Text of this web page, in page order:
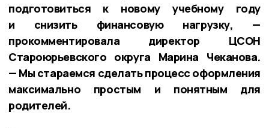
подготовиться к новому учебному году
и снизить финансовую нагрузку, —
прокомментировала директор ЦСОН
Староюрьевского округа Марина Чеканова.
— Мы стараемся сделать процесс оформления
максимально простым и понятным для
родителей.